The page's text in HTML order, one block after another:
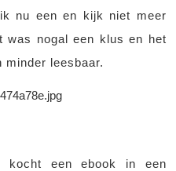
nu een en kijk niet meer
was nogal een klus en het
minder leesbaar.
kocht een ebook in een